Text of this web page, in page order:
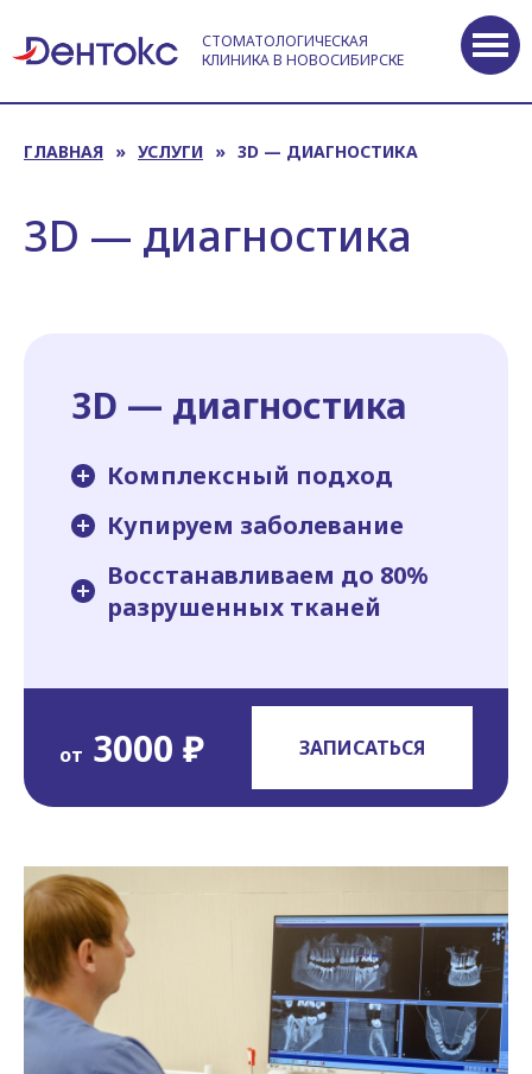
СТОМАТОЛОГИЧЕСКАЯ
КЛИНИКА В НОВОСИБИРСКЕ
ГЛАВНАЯ » УСЛУГИ » 3D — ДИАГНОСТИКА
3D — диагностика
3D — диагностика
Комплексный подход
Купируем заболевание
Восстанавливаем до 80%
разрушенных тканей
от 3000 ₽ ЗАПИСАТЬСЯ